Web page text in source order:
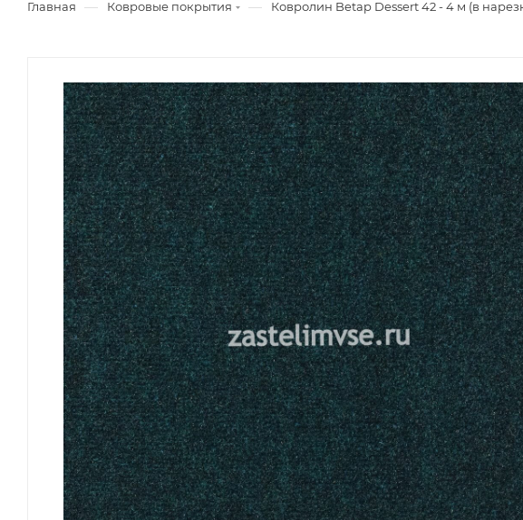
Главная — Ковровые покрытия — Ковролин Betap Dessert 42 - 4 м (в